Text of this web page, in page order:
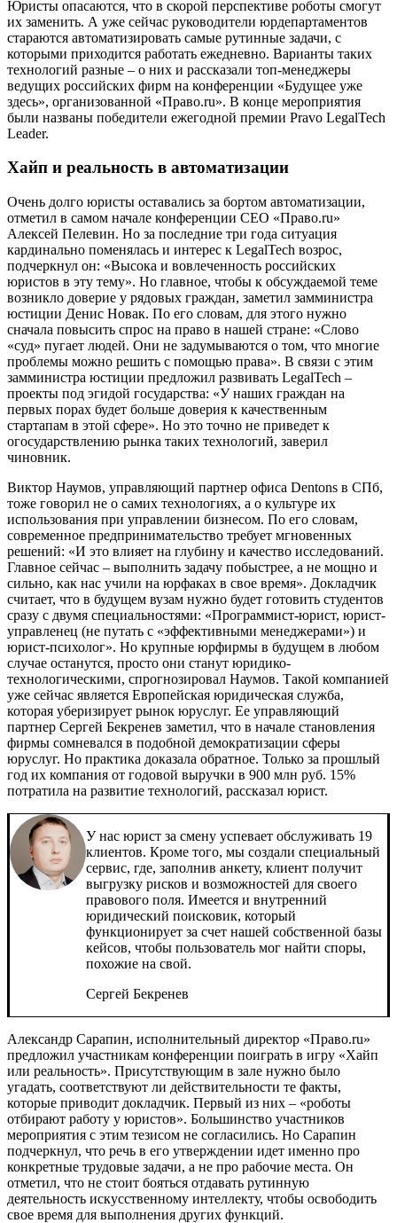
Юристы опасаются, что в скорой перспективе роботы смогут
их заменить. А уже сейчас руководители юрдепартаментов
стараются автоматизировать самые рутинные задачи, с
которыми приходится работать ежедневно. Варианты таких
технологий разные – о них и рассказали топ-менеджеры
ведущих российских фирм на конференции «Будущее уже
здесь», организованной «Право.ru». В конце мероприятия
были названы победители ежегодной премии Pravo LegalTech
Leader.
Хайп и реальность в автоматизации
Очень долго юристы оставались за бортом автоматизации,
отметил в самом начале конференции CEO «Право.ru»
Алексей Пелевин. Но за последние три года ситуация
кардинально поменялась и интерес к LegalTech возрос,
подчеркнул он: «Высока и вовлеченность российских
юристов в эту тему». Но главное, чтобы к обсуждаемой теме
возникло доверие у рядовых граждан, заметил замминистра
юстиции Денис Новак. По его словам, для этого нужно
сначала повысить спрос на право в нашей стране: «Слово
«суд» пугает людей. Они не задумываются о том, что многие
проблемы можно решить с помощью права». В связи с этим
замминистра юстиции предложил развивать LegalTech –
проекты под эгидой государства: «У наших граждан на
первых порах будет больше доверия к качественным
стартапам в этой сфере». Но это точно не приведет к
огосударствлению рынка таких технологий, заверил
чиновник.
Виктор Наумов, управляющий партнер офиса Dentons в СПб,
тоже говорил не о самих технологиях, а о культуре их
использования при управлении бизнесом. По его словам,
современное предпринимательство требует мгновенных
решений: «И это влияет на глубину и качество исследований.
Главное сейчас – выполнить задачу побыстрее, а не мощно и
сильно, как нас учили на юрфаках в свое время». Докладчик
считает, что в будущем вузам нужно будет готовить студентов
сразу с двумя специальностями: «Программист-юрист, юрист-
управленец (не путать с «эффективными менеджерами») и
юрист-психолог». Но крупные юрфирмы в будущем в любом
случае останутся, просто они станут юридико-
технологическими, спрогнозировал Наумов. Такой компанией
уже сейчас является Европейская юридическая служба,
которая уберизирует рынок юруслуг. Ее управляющий
партнер Сергей Бекренев заметил, что в начале становления
фирмы сомневался в подобной демократизации сферы
юруслуг. Но практика доказала обратное. Только за прошлый
год их компания от годовой выручки в 900 млн руб. 15%
потратила на развитие технологий, рассказал юрист.
У нас юрист за смену успевает обслуживать 19
клиентов. Кроме того, мы создали специальный
сервис, где, заполнив анкету, клиент получит
выгрузку рисков и возможностей для своего
правового поля. Имеется и внутренний
юридический поисковик, который
функционирует за счет нашей собственной базы
кейсов, чтобы пользователь мог найти споры,
похожие на свой.
Сергей Бекренев
Александр Сарапин, исполнительный директор «Право.ru»
предложил участникам конференции поиграть в игру «Хайп
или реальность». Присутствующим в зале нужно было
угадать, соответствуют ли действительности те факты,
которые приводит докладчик. Первый из них – «роботы
отбирают работу у юристов». Большинство участников
мероприятия с этим тезисом не согласились. Но Сарапин
подчеркнул, что речь в его утверждении идет именно про
конкретные трудовые задачи, а не про рабочие места. Он
отметил, что не стоит бояться отдавать рутинную
деятельность искусственному интеллекту, чтобы освободить
свое время для выполнения других функций.